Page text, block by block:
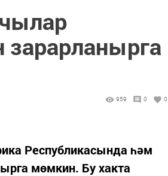
959 0 0
Республикасында һәм
мөмкин. Бу хакта